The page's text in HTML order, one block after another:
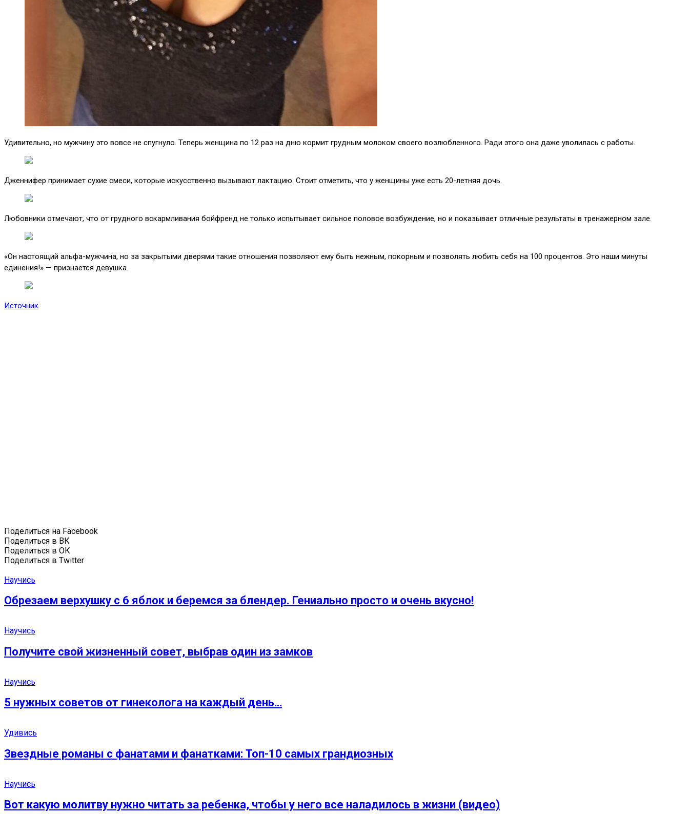
Удивительно, но мужчину это вовсе не спугнуло. Теперь женщина по 12 раз на дню кормит грудным молоком своего возлюбленного. Ради этого она даже уволилась с работы.
Дженнифер принимает сухие смеси, которые искусственно вызывают лактацию. Стоит отметить, что у женщины уже есть 20-летняя дочь.
Любовники отмечают, что от грудного вскармливания бойфренд не только испытывает сильное половое возбуждение, но и показывает отличные результаты в тренажерном зале.
«Он настоящий альфа-мужчина, но за закрытыми дверями такие отношения позволяют ему быть нежным, покорным и позволять любить себя на 100 процентов. Это наши минуты
единения!» — признается девушка.
Источник
Поделиться на Facebook
Поделиться в ВК
Поделиться в ОК
Поделиться в Twitter
Научись
Обрезаем верхушку с 6 яблок и беремся за блендер. Гениально просто и очень вкусно!
Научись
Получите свой жизненный совет, выбрав один из замков
Научись
5 нужных советов от гинеколога на каждый день…
Удивись
Звездные романы с фанатами и фанатками: Топ-10 самых грандиозных
Научись
Вот какую молитву нужно читать за ребенка, чтобы у него все наладилось в жизни (видео)